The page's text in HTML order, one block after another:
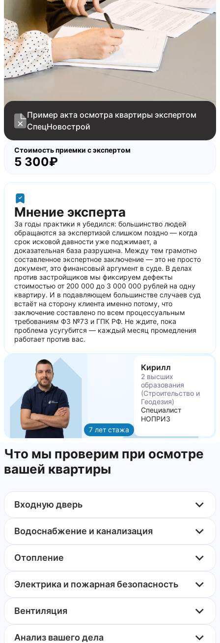
Пример акта осмотра квартиры экспертом
СпецНовострой
Стоимость приемки с экспертом
5 300₽
Мнение эксперта
За годы практики я убедился: большинство людей
обращаются за экспертизой слишком поздно — когда
срок исковой давности уже поджимает, а
доказательная база разрушена. Между тем грамотно
составленное экспертное заключение — это не просто
документ, это финансовый аргумент в суде. В делах
против застройщиков мы фиксируем дефекты
стоимостью от 200 000 до 3 000 000 рублей на одну
квартиру. И в подавляющем большинстве случаев суд
встаёт на сторону клиента именно потому, что
заключение составлено по всем процессуальным
требованиям ФЗ №73 и ГПК РФ. Не ждите, пока
проблема усугубится — каждый месяц промедления
работает против вас.
7 лет стажа
Кирилл
2 высших
образования
(Строительство и
Геодезия)
Специалист
НОПРИЗ
Что мы проверим при осмотре
вашей квартиры
Входную дверь
Водоснабжение и канализация
Отопление
Электрика и пожарная безопасность
Вентиляция
Анализ вашего дела